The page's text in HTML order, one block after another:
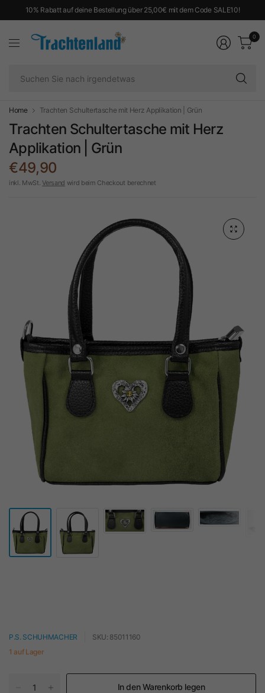
10% Rabatt auf deine Bestellung über 25,00€ mit dem Code SALE10!
0
Home Trachten Schultertasche mit Herz Applikation | Grün
Trachten Schultertasche mit Herz
Applikation | Grün
€49,90
inkl. MwSt.Versand wird beim Checkout berechnet
P.S. SCHUHMACHER
SKU: 85011160
1 auf Lager
In den Warenkorb legen